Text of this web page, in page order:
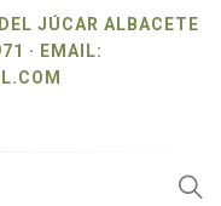
JÚCAR ALBACETE
· EMAIL: